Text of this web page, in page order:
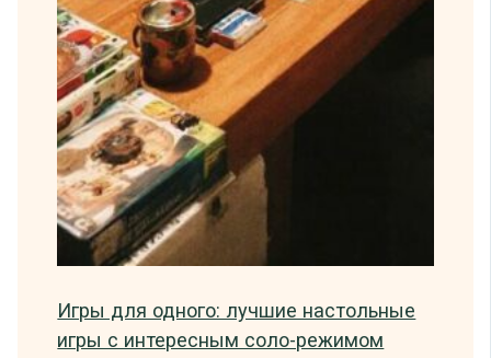
Игры для одного: лучшие настольные
игры с интересным соло-режимом